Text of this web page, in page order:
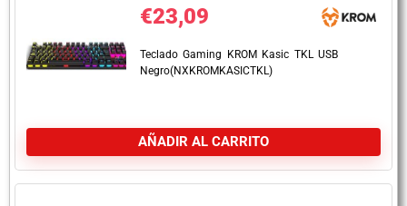
€23,09
Teclado Gaming KROM Kasic TKL USB
Negro(NXKROMKASICTKL)
AÑADIR AL CARRITO